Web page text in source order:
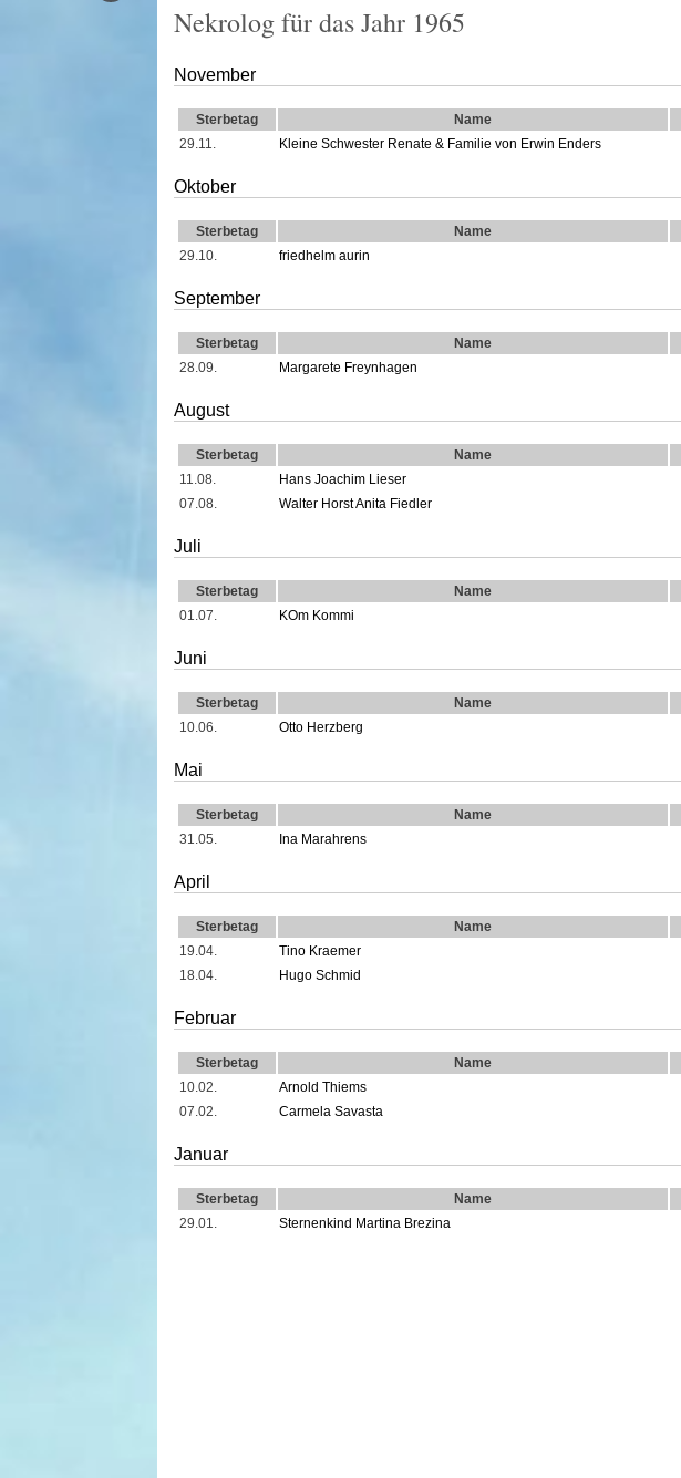
Nekrolog für das Jahr 1965
November
Sterbetag Name
29.11.
Kleine Schwester Renate & Familie von Erwin Enders
Oktober
Sterbetag Name
29.10.
friedhelm aurin
September
Sterbetag Name
28.09.
Margarete Freynhagen
August
Sterbetag Name
11.08.
Hans Joachim Lieser
07.08.
Walter Horst Anita Fiedler
Juli
Sterbetag Name
01.07.
KOm Kommi
Juni
Sterbetag Name
10.06.
Otto Herzberg
Mai
Sterbetag Name
31.05.
Ina Marahrens
April
Sterbetag Name
19.04.
Tino Kraemer
18.04.
Hugo Schmid
Februar
Sterbetag Name
10.02.
Arnold Thiems
07.02.
Carmela Savasta
Januar
Sterbetag Name
29.01.
Sternenkind Martina Brezina